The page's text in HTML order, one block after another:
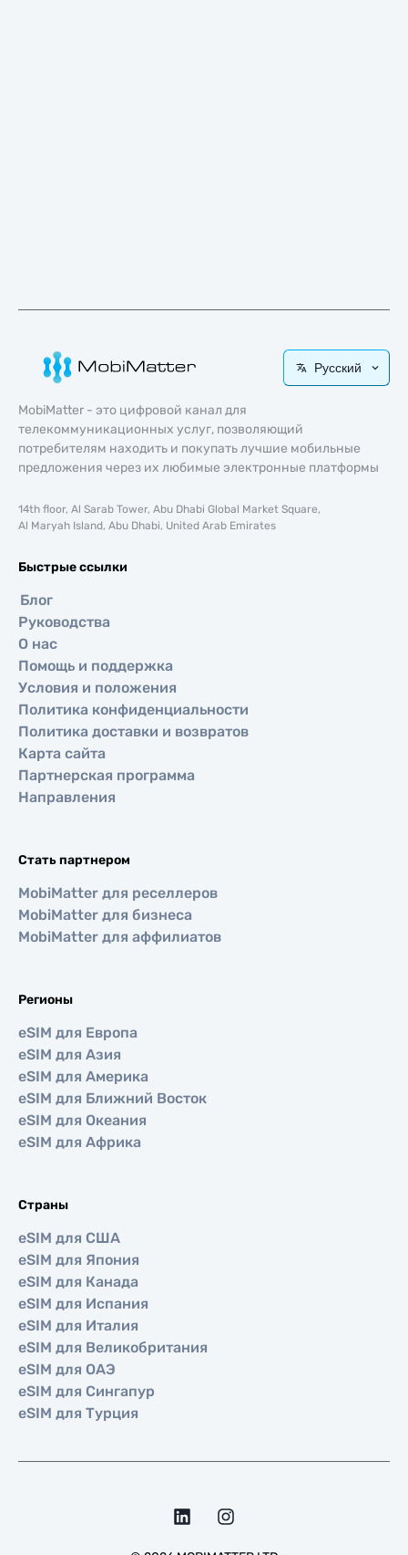
Русский
MobiMatter - это цифровой канал для
телекоммуникационных услуг, позволяющий
потребителям находить и покупать лучшие мобильные
предложения через их любимые электронные платформы
14th floor, Al Sarab Tower, Abu Dhabi Global Market Square,
Al Maryah Island, Abu Dhabi, United Arab Emirates
Быстрые ссылки
Блог
Руководства
О нас
Помощь и поддержка
Условия и положения
Политика конфиденциальности
Политика доставки и возвратов
Карта сайта
Партнерская программа
Направления
Стать партнером
MobiMatter для реселлеров
MobiMatter для бизнеса
MobiMatter для аффилиатов
Регионы
eSIM для Европа
eSIM для Азия
eSIM для Америка
eSIM для Ближний Восток
eSIM для Океания
eSIM для Африка
Страны
eSIM для США
eSIM для Япония
eSIM для Канада
eSIM для Испания
eSIM для Италия
eSIM для Великобритания
eSIM для ОАЭ
eSIM для Сингапур
eSIM для Турция